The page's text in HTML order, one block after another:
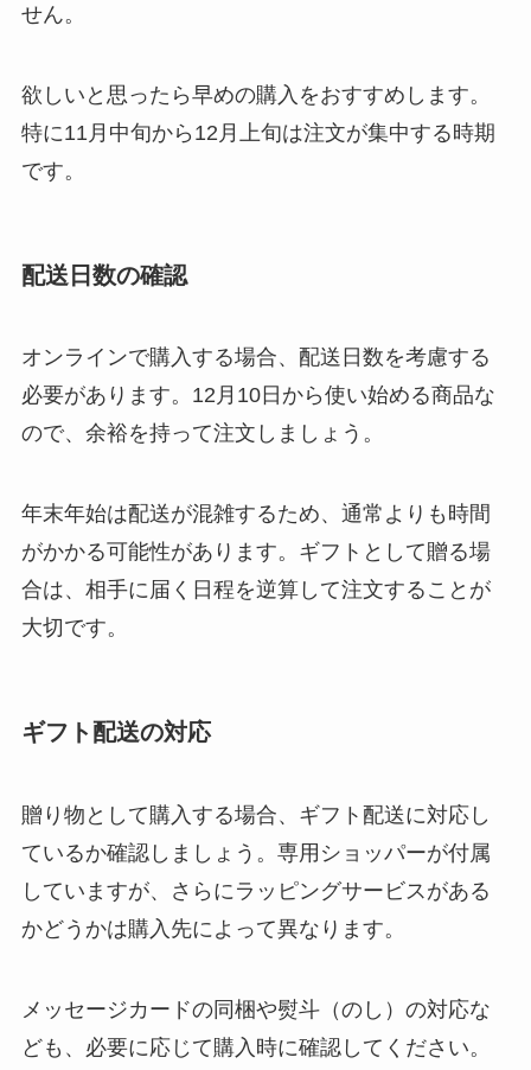
せん。
欲しいと思ったら早めの購入をおすすめします。
特に11月中旬から12月上旬は注文が集中する時期
です。
配送日数の確認
オンラインで購入する場合、配送日数を考慮する
必要があります。12月10日から使い始める商品な
ので、余裕を持って注文しましょう。
年末年始は配送が混雑するため、通常よりも時間
がかかる可能性があります。ギフトとして贈る場
合は、相手に届く日程を逆算して注文することが
大切です。
ギフト配送の対応
贈り物として購入する場合、ギフト配送に対応し
ているか確認しましょう。専用ショッパーが付属
していますが、さらにラッピングサービスがある
かどうかは購入先によって異なります。
メッセージカードの同梱や熨斗（のし）の対応な
ども、必要に応じて購入時に確認してください。